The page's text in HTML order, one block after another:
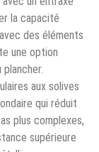
la capacité
des éléments
une option
aux solives
qui réduit
plus complexes,
supérieure